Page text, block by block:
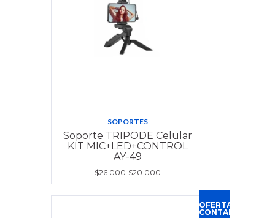
SOPORTES
Soporte TRIPODE Celular
KIT MIC+LED+CONTROL
AY-49
$26.000 $20.000
OFERTA
CONTADO